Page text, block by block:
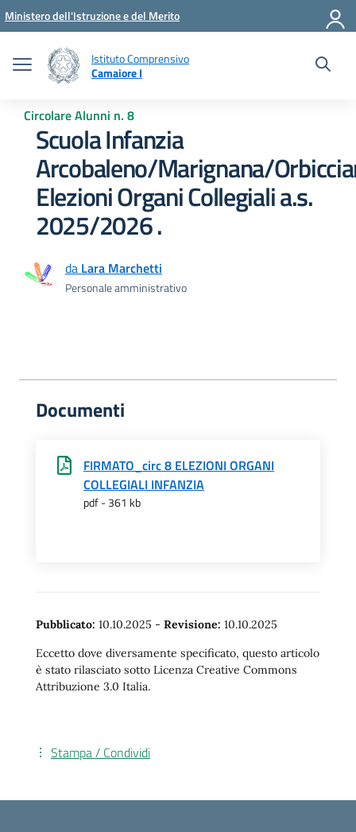
Vai ai contenuti
Vai al menu di navigazione
Vai al footer
Ministero dell'Istruzione e del Merito
Istituto Comprensivo
Camaiore I
Circolare Alunni n. 8
Scuola Infanzia
Arcobaleno/Marignana/
Elezioni Organi Collegiali a.s.
2025/2026 .
da Lara Marchetti
Personale amministrativo
Documenti
FIRMATO_circ 8 ELEZIONI ORGANI
COLLEGIALI INFANZIA
pdf - 361 kb
Pubblicato: 10.10.2025 - Revisione: 10.10.2025
Eccetto dove diversamente specificato, questo articolo
è stato rilasciato sotto Licenza Creative Commons
Attribuzione 3.0 Italia.
Stampa / Condividi